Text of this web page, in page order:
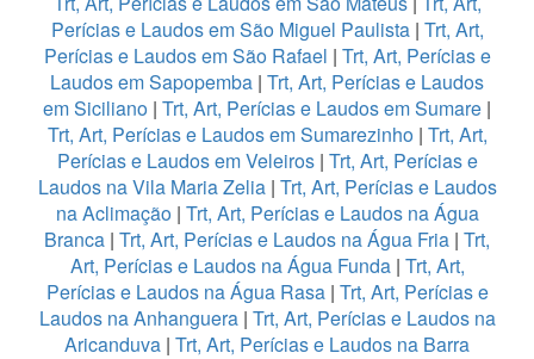
Perícias e Laudos em São Miguel Paulista| Trt, Art,
Perícias e Laudos em São Rafael | Trt, Art, Perícias e
Laudos em Sapopemba | Trt, Art, Perícias e Laudos
em Siciliano | Trt, Art, Perícias e Laudos em Sumare |
Trt, Art, Perícias e Laudos em Sumarezinho| Trt, Art,
Perícias e Laudos em Veleiros| Trt, Art, Perícias e
Laudos na Vila Maria Zelia| Trt, Art, Perícias e Laudos
na Aclimação| Trt, Art, Perícias e Laudos na Água
Branca | Trt, Art, Perícias e Laudos na Água Fria | Trt,
Art, Perícias e Laudos na Água Funda| Trt, Art,
Perícias e Laudos na Água Rasa | Trt, Art, Perícias e
Laudos na Anhanguera| Trt, Art, Perícias e Laudos na
Aricanduva | Trt, Art, Perícias e Laudos na Barra